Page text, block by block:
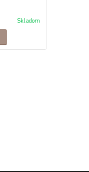
Skladom